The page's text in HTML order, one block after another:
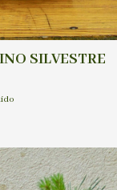
SILVESTRE